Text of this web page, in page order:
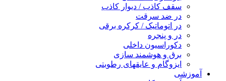
سقف کاذب / دیوار کاذب
در ضد سرقت
در اتوماتیک / کرکره برقی
در و پنجره
دکوراسیون داخلی
برق و هوشمند سازی
ایزوگام و عایقهای رطوبتی
آموزشی